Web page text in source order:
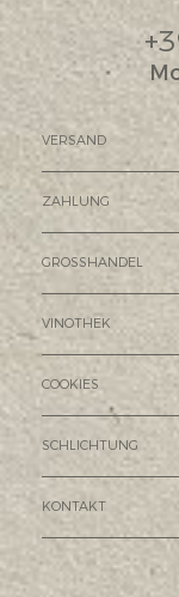
VERSAND
ZAHLUNG
GROSSHANDEL
VINOTHEK
COOKIES
SCHLICHTUNG
KONTAKT